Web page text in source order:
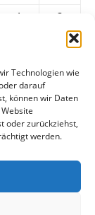
Technologien wie
darauf
können wir Daten
oder zurückziehst,
werden.
1
2
22
29